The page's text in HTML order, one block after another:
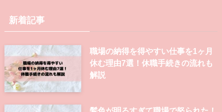
新着記事
職場の納得を得やすい仕事を1ヶ月
休む理由7選！休職手続きの流れも
解説